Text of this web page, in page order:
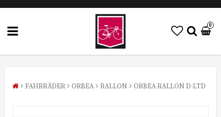
0
FAHRRÄDER ORBEA RALLON ORBEA RALLON D-LTD